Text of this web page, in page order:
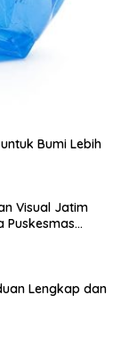
Bumi Lebih
Visual Jatim
Puskesmas
Lengkap dan